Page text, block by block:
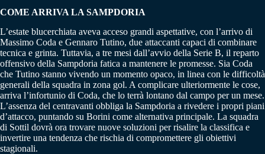
COME ARRIVA LA SAMPDORIA
L’estate blucerchiata aveva acceso grandi aspettative, con l’arrivo di
Massimo Coda e Gennaro Tutino, due attaccanti capaci di combinare
tecnica e grinta. Tuttavia, a tre mesi dall’avvio della Serie B, il reparto
offensivo della Sampdoria fatica a mantenere le promesse. Sia Coda
che Tutino stanno vivendo un momento opaco, in linea con le difficoltà
generali della squadra in zona gol. A complicare ulteriormente le cose,
arriva l’infortunio di Coda, che lo terrà lontano dal campo per un mese.
L’assenza del centravanti obbliga la Sampdoria a rivedere i propri piani
d’attacco, puntando su Borini come alternativa principale. La squadra
di Sottil dovrà ora trovare nuove soluzioni per risalire la classifica e
invertire una tendenza che rischia di compromettere gli obiettivi
stagionali.